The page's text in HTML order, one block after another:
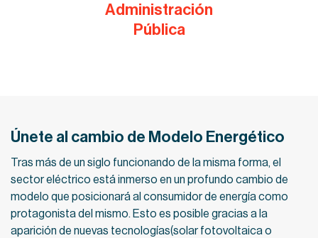
Administración
Pública
Únete al cambio de Modelo Energético
Tras más de un siglo funcionando de la misma forma, el
sector eléctrico está inmerso en un profundo cambio de
modelo que posicionará al consumidor de energía como
protagonista del mismo. Esto es posible gracias a la
aparición de nuevas tecnologías(solar fotovoltaica o